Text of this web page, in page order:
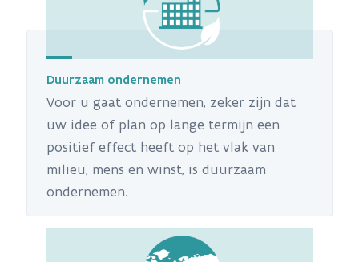
Duurzaam ondernemen
Voor u gaat ondernemen, zeker zijn dat
uw idee of plan op lange termijn een
positief effect heeft op het vlak van
milieu, mens en winst, is duurzaam
ondernemen.